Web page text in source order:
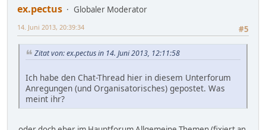
ex.pectus
Globaler Moderator
#5
14. Juni 2013, 20:39:34
Zitat von: ex.pectus in 14. Juni 2013, 12:11:58
Ich habe den Chat-Thread hier in diesem Unterforum
Anregungen (und Organisatorisches) gepostet. Was
meint ihr?